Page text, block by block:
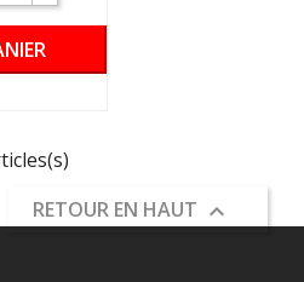
RETOUR EN HAUT 